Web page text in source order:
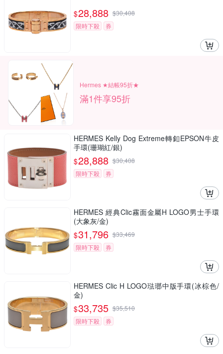
$28,888 $30,408
限時下殺
券
Hermes ★結帳95折★
滿1件享95折
HERMES Kelly Dog Extreme轉釦EPSON牛皮
手環(珊瑚紅/銀)
$28,888 $30,408
限時下殺
券
HERMES 經典Clic霧面金屬H LOGO男士手環
(大象灰/金)
$31,796 $33,469
限時下殺
券
HERMES Clic H LOGO琺瑯中版手環(冰棕色/
金)
$33,735 $35,510
限時下殺
券